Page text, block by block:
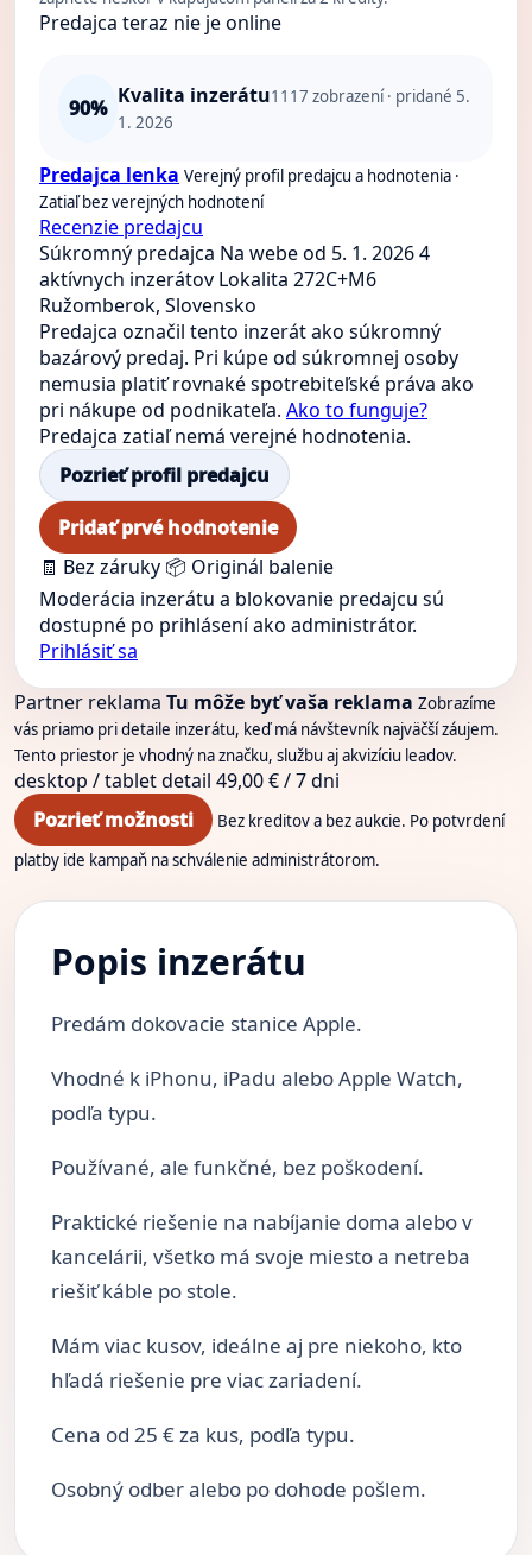
Predajca teraz nie je online
90% Kvalita inzerátu1117 zobrazení · pridané 5.
1. 2026
Predajca lenka Verejný profil predajcu a hodnotenia ·
Zatiaľ bez verejných hodnotení
Recenzie predajcu
Súkromný predajca Na webe od 5. 1. 20264
aktívnych inzerátov Lokalita 272C+M6
Ružomberok, Slovensko
Predajca označil tento inzerát ako súkromný
bazárový predaj. Pri kúpe od súkromnej osoby
nemusia platiť rovnaké spotrebiteľské práva ako
pri nákupe od podnikateľa. Ako to funguje?
Predajca zatiaľ nemá verejné hodnotenia.
Pozrieť profil predajcu
Pridať prvé hodnotenie
🧾 Bez záruky 📦 Originál balenie
Moderácia inzerátu a blokovanie predajcu sú
dostupné po prihlásení ako administrátor.
Prihlásiť sa
Partner reklama Tu môže byť vaša reklama Zobrazíme
vás priamo pri detaile inzerátu, keď má návštevník najväčší záujem.
Tento priestor je vhodný na značku, službu aj akvizíciu leadov.
desktop / tabletdetail 49,00 € / 7 dni
Pozrieť možnosti
Bez kreditov a bez aukcie. Po potvrdení
platby ide kampaň na schválenie administrátorom.
Popis inzerátu
Predám dokovacie stanice Apple.
Vhodné k iPhonu, iPadu alebo Apple Watch,
podľa typu.
Používané, ale funkčné, bez poškodení.
Praktické riešenie na nabíjanie doma alebo v
kancelárii, všetko má svoje miesto a netreba
riešiť káble po stole.
Mám viac kusov, ideálne aj pre niekoho, kto
hľadá riešenie pre viac zariadení.
Cena od 25 € za kus, podľa typu.
Osobný odber alebo po dohode pošlem.